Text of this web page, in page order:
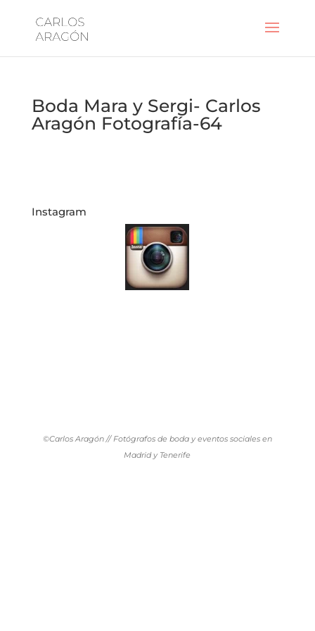
Boda Mara y Sergi- Carlos
Aragón Fotografía-64
Instagram
©Carlos Aragón // Fotógrafos de boda y eventos sociales en
Madrid y Tenerife